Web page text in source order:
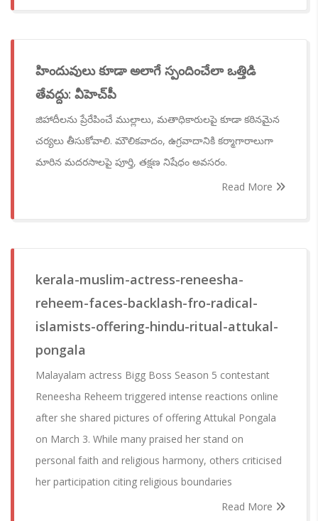
హిందువులు కూడా అలాగే స్పందించేలా ఒత్తిడి
తేవద్దు: వీహెచ్‌పీ
జిహాదీలను ప్రేరేపించే ముల్లాలు, మతాధికారులపై కూడా కఠినమైన
చర్యలు తీసుకోవాలి. మౌలికవాదం, ఉగ్రవాదానికి కర్మాగారాలుగా
మారిన మదరసాలపై పూర్తి, తక్షణ నిషేధం అవసరం.
Read More
kerala-muslim-actress-reneesha-
reheem-faces-backlash-fro-radical-
islamists-offering-hindu-ritual-attukal-
pongala
Malayalam actress Bigg Boss Season 5 contestant
Reneesha Reheem triggered intense reactions online
after she shared pictures of offering Attukal Pongala
on March 3. While many praised her stand on
personal faith and religious harmony, others criticised
her participation citing religious boundaries
Read More